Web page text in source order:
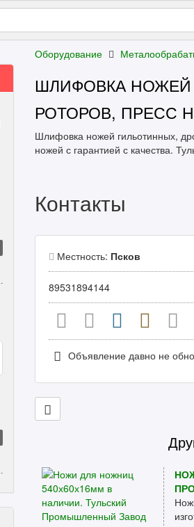
Оборудование
ШЛИФОВКА НОЖЕЙ
РОТОРОВ, ПРЕСС
Шлифовка ножей гильотинных,
ножей с гарантией с качества.
Контакты
Местность: Псков
89531894144
Объявление давно не